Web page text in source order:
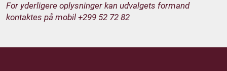
For yderligere oplysninger kan udvalgets formand
kontaktes på mobil +299 52 72 82